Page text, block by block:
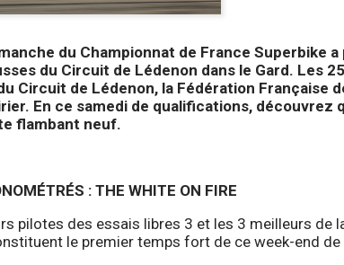
du Championnat de France Superbike
du Circuit de Lédenon dans le Gard. Les
Circuit de Lédenon, la Fédération Française
En ce samedi de qualifications,
flambant neuf.
: THE WHITE ON FIRE
pilotes des essais libres 3 et les 3 meilleurs de
le premier temps fort de ce week-end